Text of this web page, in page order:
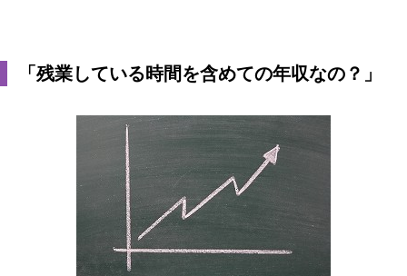
「残業している時間を含めての年収なの？」